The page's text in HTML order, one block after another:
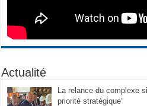
Actualité
La relance du complexe
priorité stratégique”